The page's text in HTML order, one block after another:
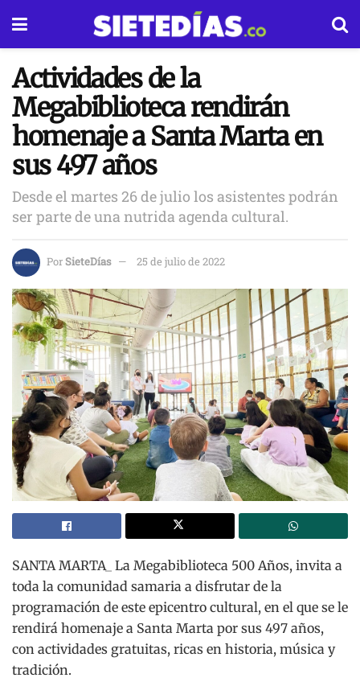
Actividades de la
Megabiblioteca rendirán
homenaje a Santa Marta en
sus 497 años
Desde el martes 26 de julio los asistentes podrán
ser parte de una nutrida agenda cultural.
PorSieteDías 25 de julio de 2022
SANTA MARTA_ La Megabiblioteca 500 Años, invita a
toda la comunidad samaria a disfrutar de la
programación de este epicentro cultural, en el que se le
rendirá homenaje a Santa Marta por sus 497 años,
con actividades gratuitas, ricas en historia, música y
tradición.